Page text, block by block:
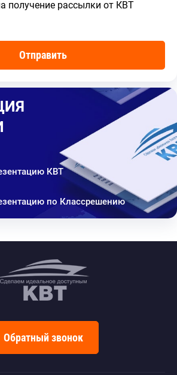
получение рассылки от КВТ
КВТ
по Классрешению
Обратный звонок